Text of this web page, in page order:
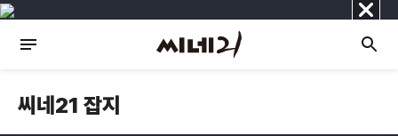
닫
기
씨네21 잡지